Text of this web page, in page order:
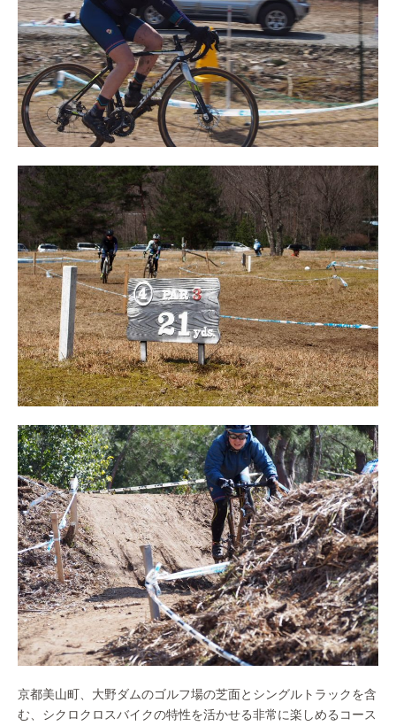
京都美山町、大野ダムのゴルフ場の芝面とシングルトラックを含
む、シクロクロスバイクの特性を活かせる非常に楽しめるコース